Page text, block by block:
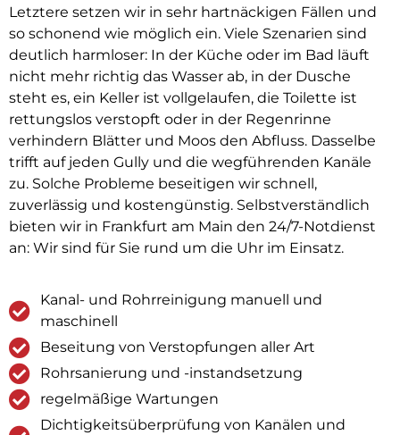
Letztere setzen wir in sehr hartnäckigen Fällen und
so schonend wie möglich ein. Viele Szenarien sind
deutlich harmloser: In der Küche oder im Bad läuft
nicht mehr richtig das Wasser ab, in der Dusche
steht es, ein Keller ist vollgelaufen, die Toilette ist
rettungslos verstopft oder in der Regenrinne
verhindern Blätter und Moos den Abfluss. Dasselbe
trifft auf jeden Gully und die wegführenden Kanäle
zu. Solche Probleme beseitigen wir schnell,
zuverlässig und kostengünstig. Selbstverständlich
bieten wir in Frankfurt am Main den 24/7-Notdienst
an: Wir sind für Sie rund um die Uhr im Einsatz.
Kanal- und Rohrreinigung manuell und
maschinell
Beseitung von Verstopfungen aller Art
Rohrsanierung und -instandsetzung
regelmäßige Wartungen
Dichtigkeitsüberprüfung von Kanälen und